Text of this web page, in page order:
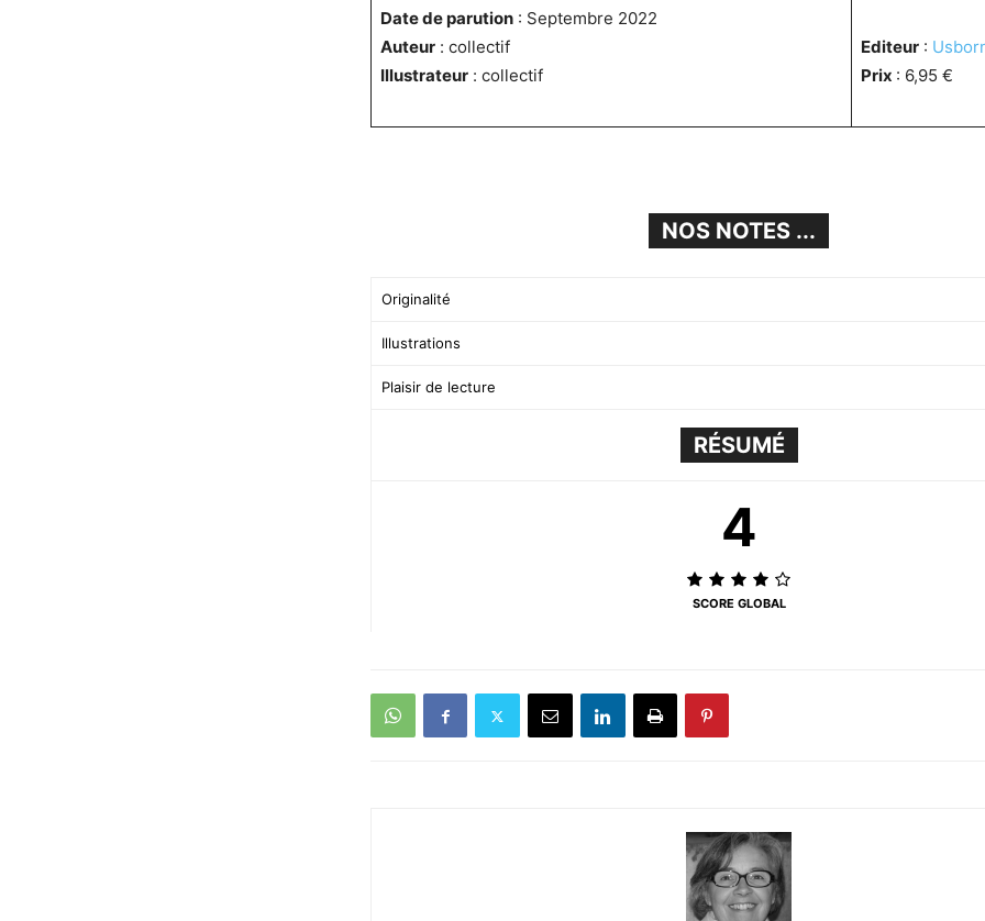
Date de parution: Septembre 2022
Auteur: collectif
Illustrateur: collectif
Editeur:
Prix : 6,95 €
NOS NOTES ...
Originalité
Illustrations
Plaisir de lecture
RÉSUMÉ
4
SCORE GLOBAL